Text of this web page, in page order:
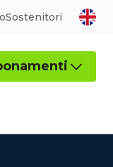
Sostenitori